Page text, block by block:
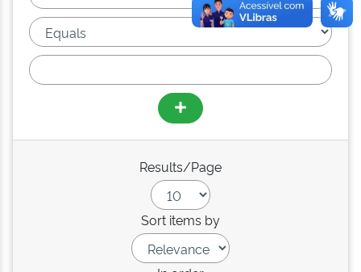
Results/Page
Sort items by